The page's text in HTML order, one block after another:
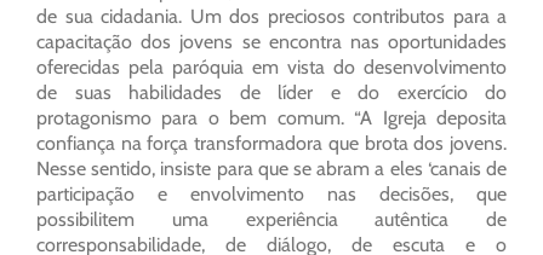
de sua cidadania. Um dos preciosos contributos para a
capacitação dos jovens se encontra nas oportunidades
oferecidas pela paróquia em vista do desenvolvimento
de suas habilidades de líder e do exercício do
protagonismo para o bem comum. “A Igreja deposita
confiança na força transformadora que brota dos jovens.
Nesse sentido, insiste para que se abram a eles ‘canais de
participação e envolvimento nas decisões, que
possibilitem uma experiência autêntica de
corresponsabilidade, de diálogo, de escuta e o